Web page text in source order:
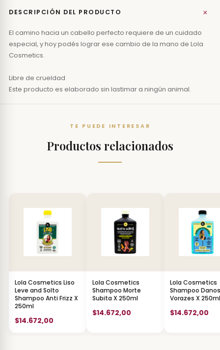
DESCRIPCIÓN DEL PRODUCTO +
El camino hacia un cabello perfecto requiere de un cuidado
especial, y hoy podés lograr ese cambio de la mano de Lola
Cosmetics.
Libre de crueldad
Este producto es elaborado sin lastimar a ningún animal.
TE PUEDE INTERESAR
Productos relacionados
Lola Cosmetics Liso
Leve and Solto
Shampoo Anti Frizz X
250ml
$14.672,00
Lola Cosmetics
Shampoo Morte
Subita X 250ml
$14.672,00
Lola Cosmetics
Shampoo Danos
Vorazes X 250ml
$14.672,00